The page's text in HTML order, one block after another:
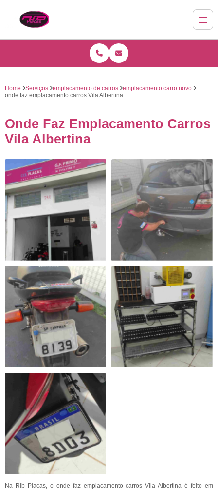
Home Serviços emplacamento de carros
emplacamento carro novo
onde faz emplacamento carros Vila Albertina
Onde Faz Emplacamento Carros
Vila Albertina
Na Rib Placas, o onde faz emplacamento carros Vila Albertina é feito em